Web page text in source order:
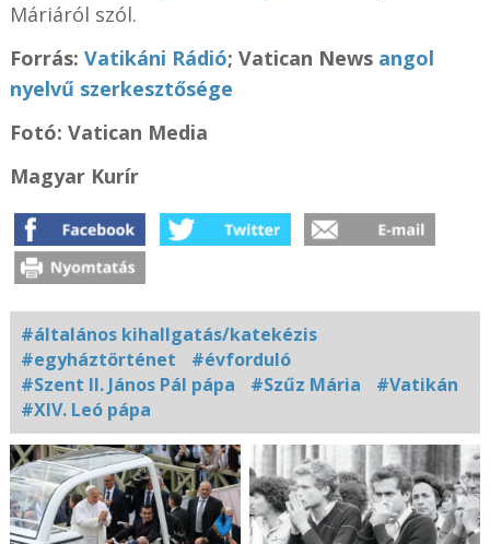
Máriáról szól.
Forrás: Vatikáni Rádió; Vatican News angol
nyelvű szerkesztősége
Fotó: Vatican Media
Magyar Kurír
#általános kihallgatás/katekézis
#egyháztörténet
#évforduló
#Szent II. János Pál pápa
#Szűz Mária
#Vatikán
#XIV. Leó pápa
Kapcsolódó
fotógaléria